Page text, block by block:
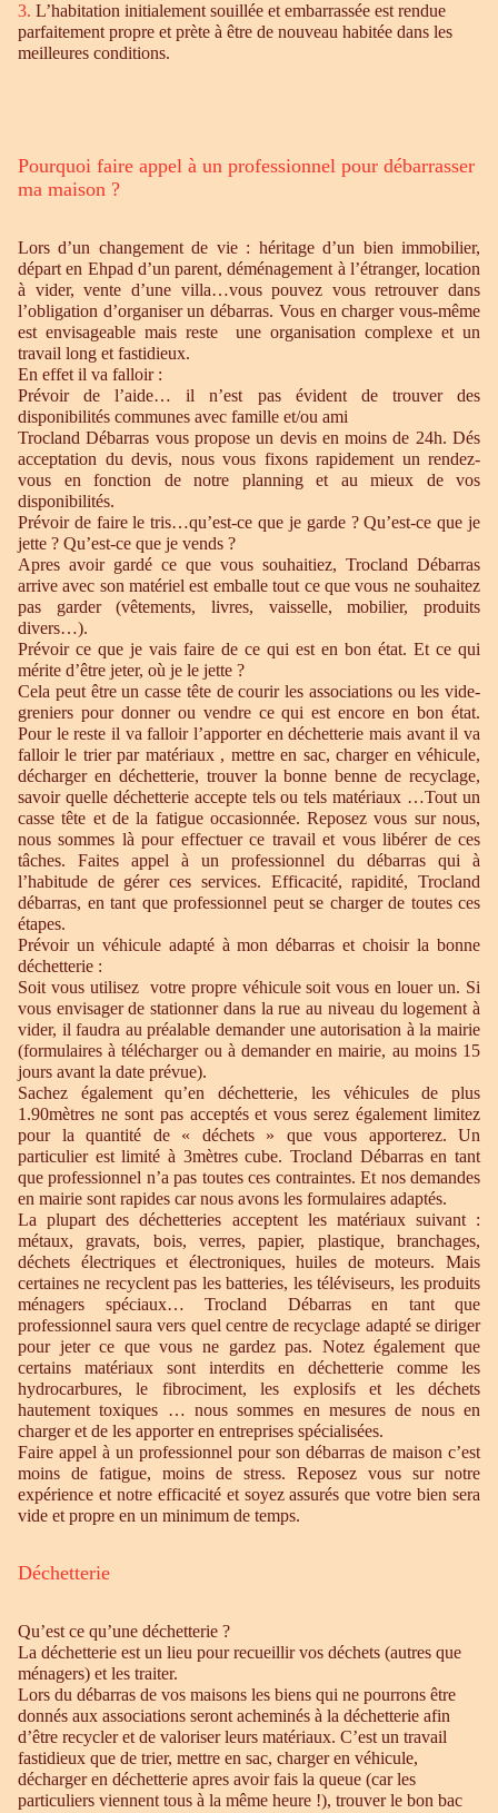
3. L’habitation initialement souillée et embarrassée est rendue
parfaitement propre et prète à être de nouveau habitée dans les
meilleures conditions.
Pourquoi faire appel à un professionnel pour débarrasser
ma maison ?
Lors d’un changement de vie : héritage d’un bien immobilier,
départ en Ehpad d’un parent, déménagement à l’étranger, location
à vider, vente d’une villa…vous pouvez vous retrouver dans
l’obligation d’organiser un débarras. Vous en charger vous-même
est envisageable mais reste une organisation complexe et un
travail long et fastidieux.
En effet il va falloir :
Prévoir de l’aide… il n’est pas évident de trouver des
disponibilités communes avec famille et/ou ami
Trocland Débarras vous propose un devis en moins de 24h. Dés
acceptation du devis, nous vous fixons rapidement un rendez-
vous en fonction de notre planning et au mieux de vos
disponibilités.
Prévoir de faire le tris…qu’est-ce que je garde ? Qu’est-ce que je
jette ? Qu’est-ce que je vends ?
Apres avoir gardé ce que vous souhaitiez, Trocland Débarras
arrive avec son matériel est emballe tout ce que vous ne souhaitez
pas garder (vêtements, livres, vaisselle, mobilier, produits
divers…).
Prévoir ce que je vais faire de ce qui est en bon état. Et ce qui
mérite d’être jeter, où je le jette ?
Cela peut être un casse tête de courir les associations ou les vide-
greniers pour donner ou vendre ce qui est encore en bon état.
Pour le reste il va falloir l’apporter en déchetterie mais avant il va
falloir le trier par matériaux , mettre en sac, charger en véhicule,
décharger en déchetterie, trouver la bonne benne de recyclage,
savoir quelle déchetterie accepte tels ou tels matériaux …Tout un
casse tête et de la fatigue occasionnée. Reposez vous sur nous,
nous sommes là pour effectuer ce travail et vous libérer de ces
tâches. Faites appel à un professionnel du débarras qui à
l’habitude de gérer ces services. Efficacité, rapidité, Trocland
débarras, en tant que professionnel peut se charger de toutes ces
étapes.
Prévoir un véhicule adapté à mon débarras et choisir la bonne
déchetterie :
Soit vous utilisez votre propre véhicule soit vous en louer un. Si
vous envisager de stationner dans la rue au niveau du logement à
vider, il faudra au préalable demander une autorisation à la mairie
(formulaires à télécharger ou à demander en mairie, au moins 15
jours avant la date prévue).
Sachez également qu’en déchetterie, les véhicules de plus
1.90mètres ne sont pas acceptés et vous serez également limitez
pour la quantité de « déchets » que vous apporterez. Un
particulier est limité à 3mètres cube. Trocland Débarras en tant
que professionnel n’a pas toutes ces contraintes. Et nos demandes
en mairie sont rapides car nous avons les formulaires adaptés.
La plupart des déchetteries acceptent les matériaux suivant :
métaux, gravats, bois, verres, papier, plastique, branchages,
déchets électriques et électroniques, huiles de moteurs. Mais
certaines ne recyclent pas les batteries, les téléviseurs, les produits
ménagers spéciaux… Trocland Débarras en tant que
professionnel saura vers quel centre de recyclage adapté se diriger
pour jeter ce que vous ne gardez pas. Notez également que
certains matériaux sont interdits en déchetterie comme les
hydrocarbures, le fibrociment, les explosifs et les déchets
hautement toxiques … nous sommes en mesures de nous en
charger et de les apporter en entreprises spécialisées.
Faire appel à un professionnel pour son débarras de maison c’est
moins de fatigue, moins de stress. Reposez vous sur notre
expérience et notre efficacité et soyez assurés que votre bien sera
vide et propre en un minimum de temps.
Déchetterie
Qu’est ce qu’une déchetterie ?
La déchetterie est un lieu pour recueillir vos déchets (autres que
ménagers) et les traiter.
Lors du débarras de vos maisons les biens qui ne pourrons être
donnés aux associations seront acheminés à la déchetterie afin
d’être recycler et de valoriser leurs matériaux. C’est un travail
fastidieux que de trier, mettre en sac, charger en véhicule,
décharger en déchetterie apres avoir fais la queue (car les
particuliers viennent tous à la même heure !), trouver le bon bac